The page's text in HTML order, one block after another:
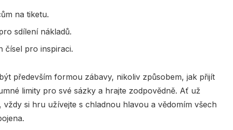
na tiketu.
sdílení nákladů.
čísel pro inspiraci.
především formou zábavy, nikoliv způsobem, jak přijít
limity pro své sázky a hrajte zodpovědně. Ať už
si hru užívejte s chladnou hlavou a vědomím všech